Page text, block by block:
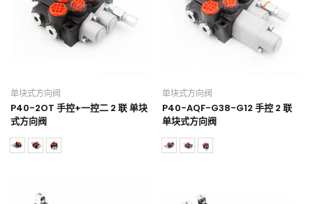
单块式方向阀
P40-2OT 手控+一控二 2 联 单块
式方向阀
单块式方向阀
P40-AQF-G38-G12 手控 2 联
单块式方向阀